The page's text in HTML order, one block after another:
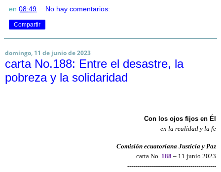
en 08:49 No hay comentarios:
Compartir
domingo, 11 de junio de 2023
carta No.188: Entre el desastre, la
pobreza y la solidaridad
Con los ojos fijos en Él
en la realidad y la fe
Comisión ecuatoriana Justicia y Paz
carta No. 188 – 11 junio 2023
---------------------------------------------